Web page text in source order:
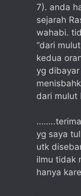
7). anda
sejarah
wahabi.
“dari
kedua
yg
dari mulut
yg saya
utk
ilmu tidak
hanya